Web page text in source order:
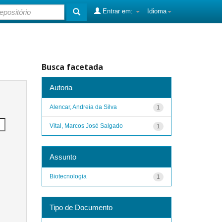
Idioma
Entrar em:
Busca facetada
Autoria
1
Alencar, Andreia da Silva
1
Vital, Marcos José Salgado
Assunto
1
Biotecnologia
Tipo de Documento